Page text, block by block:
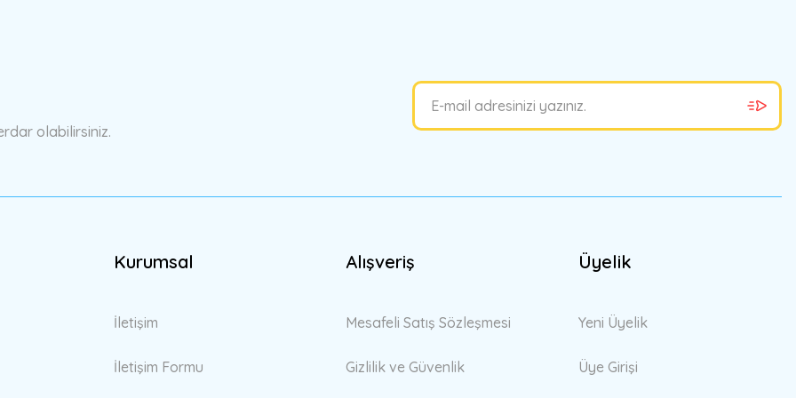
olabilirsiniz.
Kurumsal
İletişim
İletişim Formu
Alışveriş
Mesafeli Satış Sözleşmesi
Gizlilik ve Güvenlik
Üyelik
Yeni Üyelik
Üye Girişi